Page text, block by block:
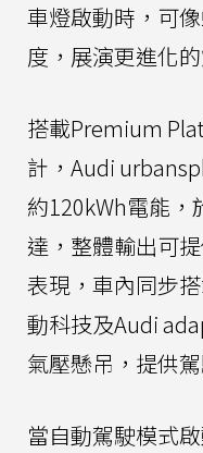
車燈啟動時，可
度，展演更進化
搭載Premium
計，Audi
約120kWh電能，
達，整體輸出可
表現，車內同步
動科技及Audi
氣壓懸吊，提供
當自動駕駛模式